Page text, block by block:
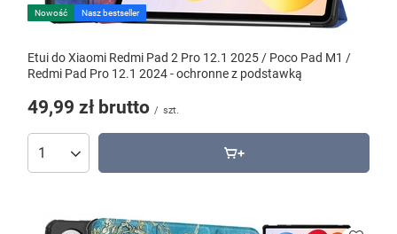
Nowość Nasz bestseller
Etui do Xiaomi Redmi Pad 2 Pro 12.1 2025 / Poco Pad M1 /
Redmi Pad Pro 12.1 2024 - ochronne z podstawką
49,99 zł brutto / szt.